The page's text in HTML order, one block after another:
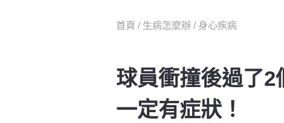
首頁 / 生病怎麼辦 / 身心疾病
球員衝撞後過了
一定有症狀！